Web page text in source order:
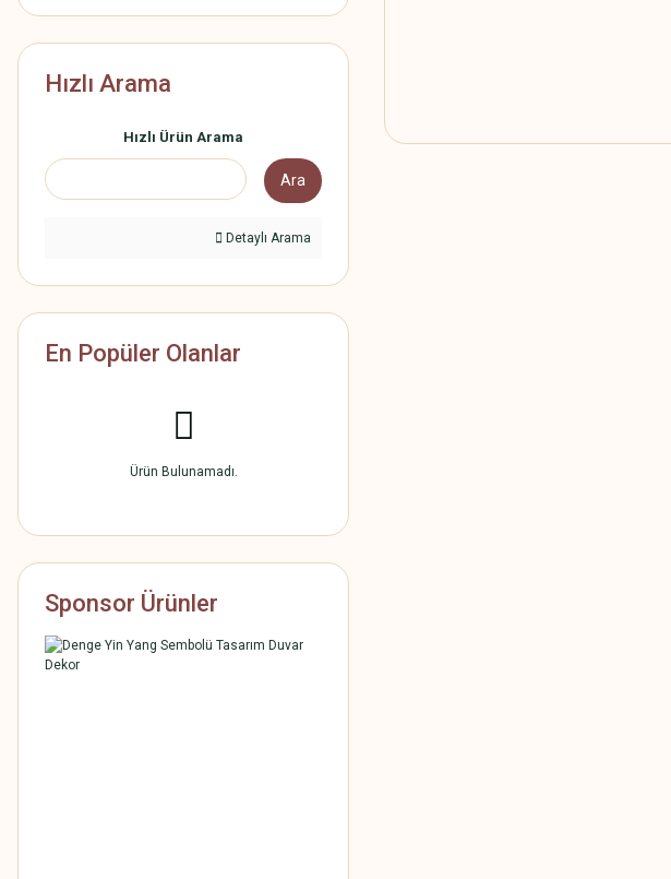
Hızlı Arama
Hızlı Ürün Arama
Ara
Detaylı Arama
En Popüler Olanlar
Ürün Bulunamadı.
Sponsor Ürünler